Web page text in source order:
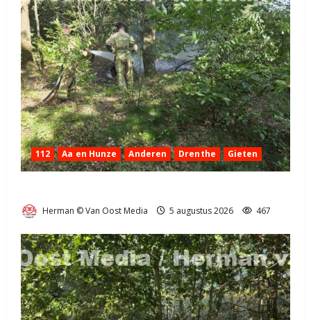
112 Aa en Hunze Anderen Drenthe Gieten
Herman © Van Oost Media 5 augustus 2026 467